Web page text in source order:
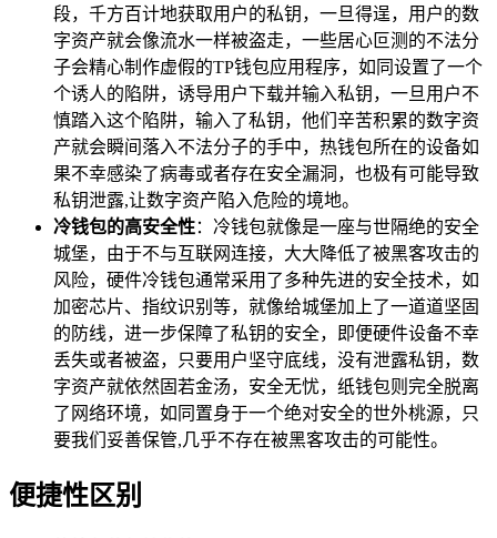
段，千方百计地获取用户的私钥，一旦得逞，用户的数
字资产就会像流水一样被盗走，一些居心叵测的不法分
子会精心制作虚假的TP钱包应用程序，如同设置了一个
个诱人的陷阱，诱导用户下载并输入私钥，一旦用户不
慎踏入这个陷阱，输入了私钥，他们辛苦积累的数字资
产就会瞬间落入不法分子的手中，热钱包所在的设备如
果不幸感染了病毒或者存在安全漏洞，也极有可能导致
私钥泄露,让数字资产陷入危险的境地。
冷钱包的高安全性：冷钱包就像是一座与世隔绝的安全
城堡，由于不与互联网连接，大大降低了被黑客攻击的
风险，硬件冷钱包通常采用了多种先进的安全技术，如
加密芯片、指纹识别等，就像给城堡加上了一道道坚固
的防线，进一步保障了私钥的安全，即便硬件设备不幸
丢失或者被盗，只要用户坚守底线，没有泄露私钥，数
字资产就依然固若金汤，安全无忧，纸钱包则完全脱离
了网络环境，如同置身于一个绝对安全的世外桃源，只
要我们妥善保管,几乎不存在被黑客攻击的可能性。
便捷性区别